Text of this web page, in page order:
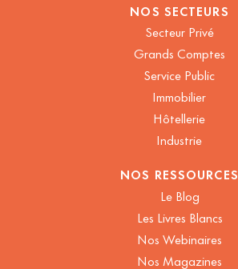
NOS SECTEURS
Secteur Privé
Grands Comptes
Service Public
Immobilier
Hôtellerie
Industrie
NOS RESSOURCES
Le Blog
Les Livres Blancs
Nos Webinaires
Nos Magazines